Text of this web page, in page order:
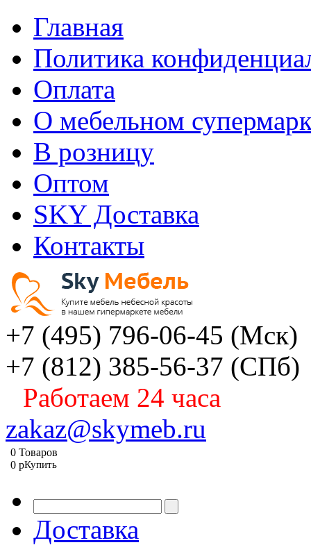
Главная
Политика
Оплата
О мебельном
В розницу
Оптом
SKY Доставка
Контакты
+7 (495) 796-06-45 (Мск)
+7 (812) 385-56-37 (СПб)
Работаем 24 часа
zakaz@skymeb.ru
0 Товаров
0 pКупить
Доставка